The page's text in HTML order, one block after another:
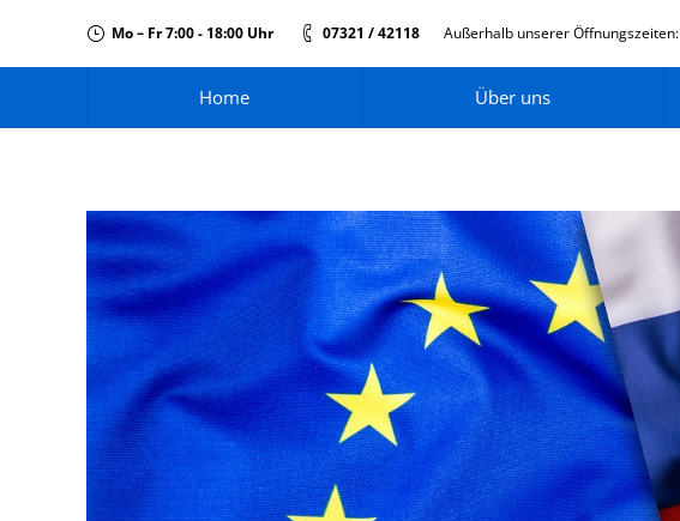
Mo – Fr 7:00 - 18:00 Uhr 07321 / 42118 Außerhalb unserer Öffnungszeiten:
Home Über uns